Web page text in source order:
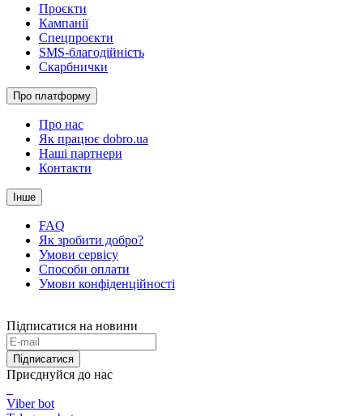
Проєкти
Кампанії
Спецпроєкти
SMS-благодійність
Скарбнички
Про платформу
Про нас
Як працює dobro.ua
Наші партнери
Контакти
Інше
FAQ
Як зробити добро?
Умови сервісу
Способи оплати
Умови конфіденційності
Підписатися на новини
Підписатися
Приєднуйся до нас
Viber bot